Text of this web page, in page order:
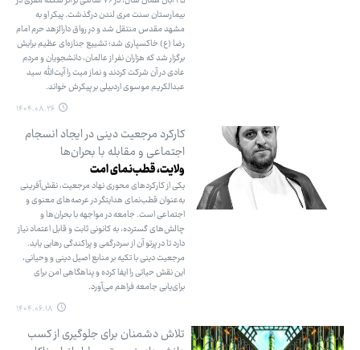
بیمارستان سنت مری لندن درگذشت. پیکر او به
مشهد مقدس منتقل شد و در رواق دارالزهد حرم امام
رضا (ع) خاکسپاری شد؛ تشییع جنازه‌ای عظیم برایش
برگزار شد که هزاران نفر از عالمان، دانشجویان و مردم
عادی در آن شرکت کردند و نماز میت را آیت‌الله سید
عبدالکریم موسوی اردبیلی بر پیکرش خواند.
۱۴۰۴.۰۸.۲۶
کارکرد مرجعیت دینی در ایجاد انسجام
اجتماعی و مقابله با بحران‌ها
ولایت، قطب‌نمای امت
یکی از کارکردهای محوری نهاد مرجعیت، نقش‌آفرینی
به‌عنوان قطب‌نمای هدایتگر در عرصه‌های معنوی و
اجتماعی است. جامعه در مواجهه با بحران‌ها و
چالش‌های گسترده، به کانونی ثابت و قابل اعتماد نیاز
دارد تا در پرتو آن از سردرگمی و پراکندگی رهایی یابد.
مرجعیت دینی با تکیه بر منابع اصیل دینی و وحیانی،
این نقش حیاتی را ایفا کرده و پناهگاهی امن برای
برای‌یابی جامعه فراهم می‌آورد.
۱۴۰۴.۰۶.۱۸
تلاش دشمنان برای جلوگیری از کسب